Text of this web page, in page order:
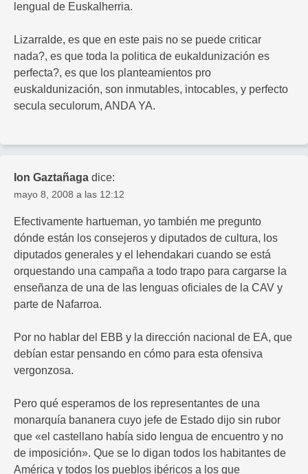
lengual de Euskalherria.
Lizarralde, es que en este pais no se puede criticar
nada?, es que toda la politica de eukaldunización es
perfecta?, es que los planteamientos pro
euskaldunización, son inmutables, intocables, y perfecto
secula seculorum, ANDA YA.
Ion Gaztañaga dice:
mayo 8, 2008 a las 12:12
Efectivamente hartueman, yo también me pregunto
dónde están los consejeros y diputados de cultura, los
diputados generales y el lehendakari cuando se está
orquestando una campaña a todo trapo para cargarse la
enseñanza de una de las lenguas oficiales de la CAV y
parte de Nafarroa.
Por no hablar del EBB y la dirección nacional de EA, que
debían estar pensando en cómo para esta ofensiva
vergonzosa.
Pero qué esperamos de los representantes de una
monarquía bananera cuyo jefe de Estado dijo sin rubor
que «el castellano había sido lengua de encuentro y no
de imposición». Que se lo digan todos los habitantes de
América y todos los pueblos ibéricos a los que